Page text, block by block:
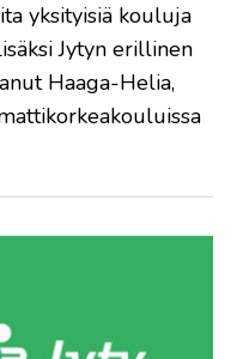
yksityisiä kouluja
Jytyn erillinen
Haaga-Helia,